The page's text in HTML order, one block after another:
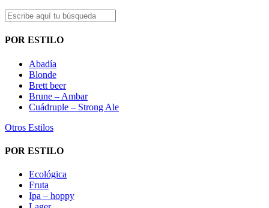
POR ESTILO
Abadía
Blonde
Brett beer
Brune – Ambar
Cuádruple – Strong Ale
Otros Estilos
POR ESTILO
Ecológica
Fruta
Ipa – hoppy